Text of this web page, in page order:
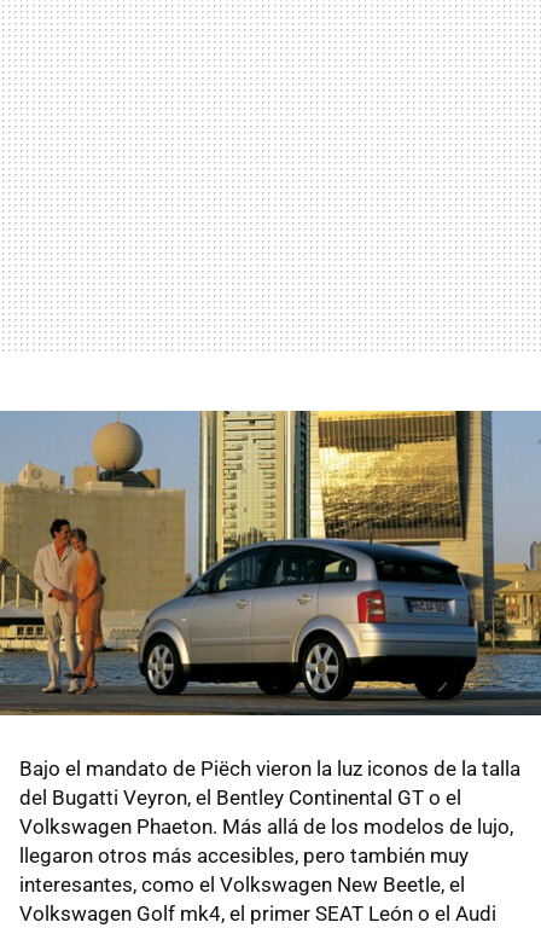
Bajo el mandato de Piëch vieron la luz iconos de la talla
del Bugatti Veyron, el Bentley Continental GT o el
Volkswagen Phaeton. Más allá de los modelos de lujo,
llegaron otros más accesibles, pero también muy
interesantes, como el Volkswagen New Beetle, el
Volkswagen Golf mk4, el primer SEAT León o el Audi